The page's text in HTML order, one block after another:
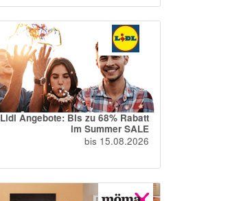
Lidl Angebote: Bis zu 68% Rabatt
im Summer SALE
bis 15.08.2026